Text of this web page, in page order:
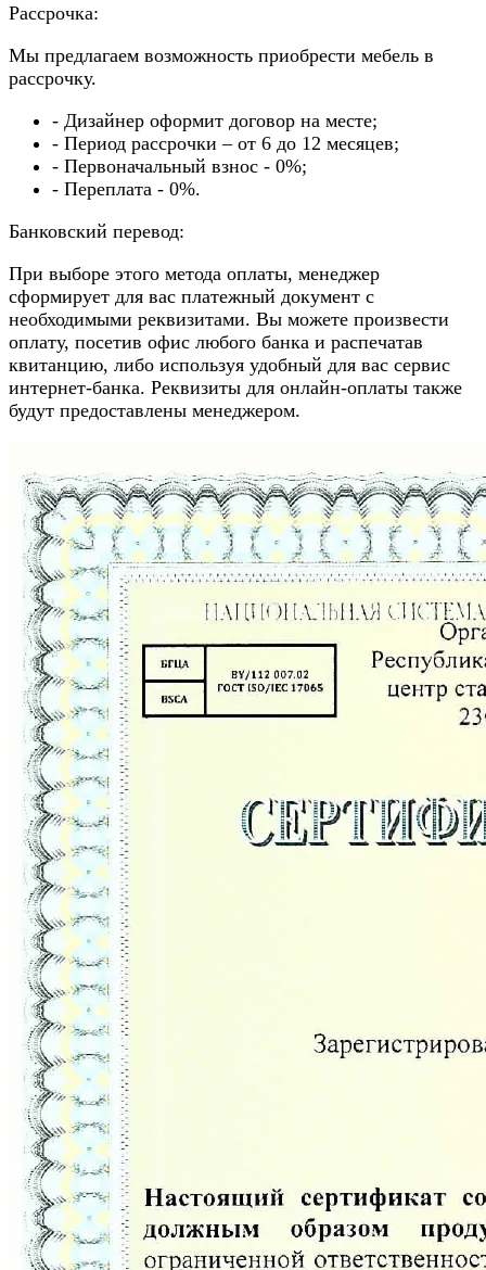
Рассрочка:
Мы предлагаем возможность приобрести мебель в
рассрочку.
- Дизайнер оформит договор на месте;
- Период рассрочки – от 6 до 12 месяцев;
- Первоначальный взнос - 0%;
- Переплата - 0%.
Банковский перевод:
При выборе этого метода оплаты, менеджер
сформирует для вас платежный документ с
необходимыми реквизитами. Вы можете произвести
оплату, посетив офис любого банка и распечатав
квитанцию, либо используя удобный для вас сервис
интернет-банка. Реквизиты для онлайн-оплаты также
будут предоставлены менеджером.